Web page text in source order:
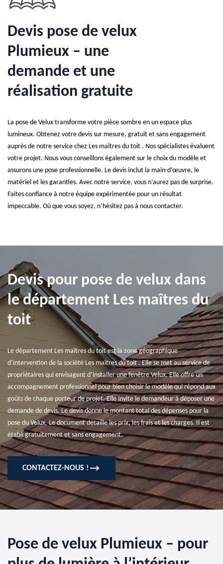
Devis pose de velux
Plumieux – une
demande et une
réalisation gratuite
La pose de Velux transforme votre pièce sombre en un espace plus
lumineux. Obtenez votre devis sur mesure, gratuit et sans engagement
auprès de notre service chez Les maîtres du toit . Nos spécialistes évaluent
votre projet. Nous vous conseillons également sur le choix du modèle et
assurons une pose professionnelle. Le devis inclut la main-d’œuvre, le
matériel et les garanties. Avec notre service, vous n’aurez pas de surprise.
Faites confiance à notre équipe expérimentée pour un résultat
impeccable. Où que vous soyez, n’hésitez pas à nous contacter.
Devis pour pose de velux dans
le département Les maîtres du
toit
Le département Les maîtres du toit est la zone géographique
d’intervention de la société Les maîtres du toit . Elle se met au service de
propriétaires qui envisagent d’installer une fenêtre Velux. Elle offre un
accompagnement professionnel pour bien choisir le modèle qui répond aux
goûts de chaque porteur de projet. Elle invite le demandeur à déposer une
demande de devis. Le devis donne le montant total des dépenses pour la
pose du Velux. Le document détaille les prix, les frais et les charges. Il est
établi gratuitement et sans engagement.
CONTACTEZ-NOUS !
Pose de velux Plumieux – pour